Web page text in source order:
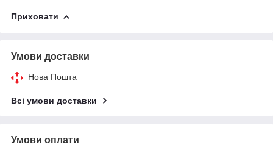
Приховати
Умови доставки
Нова Пошта
Всі умови доставки
Умови оплати